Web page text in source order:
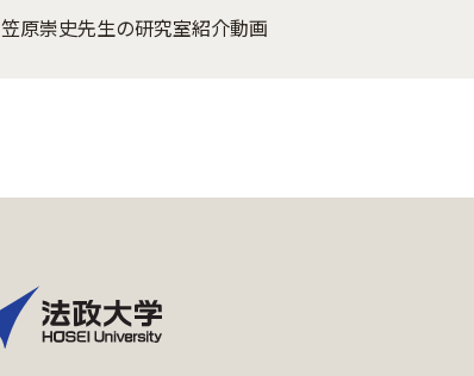
笠原崇史先生の研究室紹介動画